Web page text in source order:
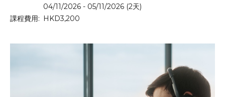
04/11/2026 - 05/11/2026 (2天)
課程費用: HKD3,200